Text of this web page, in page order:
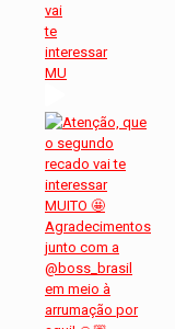
vai
te
interessar
MU